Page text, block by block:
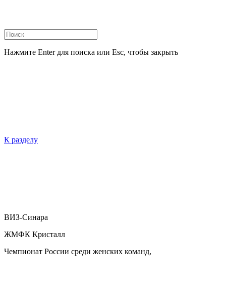
Нажмите Enter для поиска или Esc, чтобы закрыть
К разделу
ВИЗ-Синара
ЖМФК Кристалл
Чемпионат России среди женских команд,